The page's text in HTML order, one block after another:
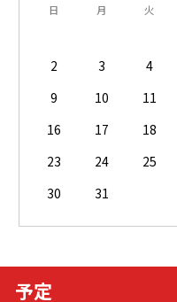
日 月 火
2
3 4
9
10 11
16
17 18
23
24 25
30
31
予定